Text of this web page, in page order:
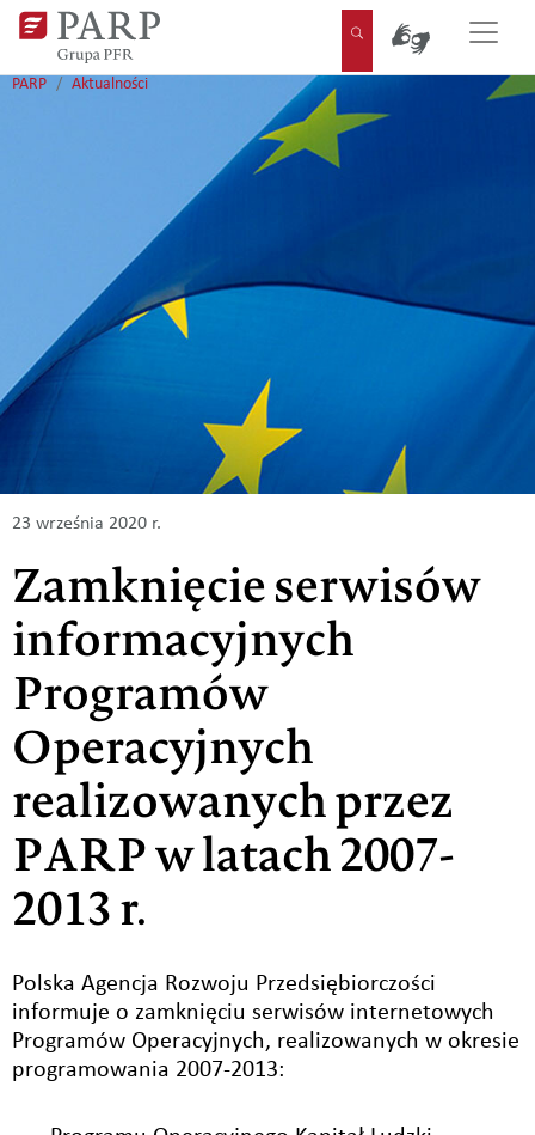
Pomiń nawigację SZUKAJPRZEJŚCIE NA
PARP Aktualności
23 września 2020 r.
Zamknięcie serwisów
informacyjnych
Programów
Operacyjnych
realizowanych przez
PARP w latach 2007-
2013 r.
Polska Agencja Rozwoju Przedsiębiorczości
informuje o zamknięciu serwisów internetowych
Programów Operacyjnych, realizowanych w okresie
programowania 2007-2013: